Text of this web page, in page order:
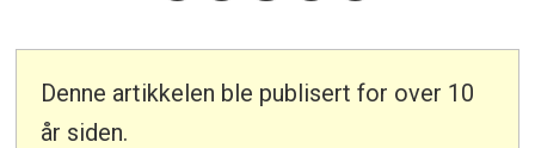
Denne artikkelen ble publisert for over 10
år siden.